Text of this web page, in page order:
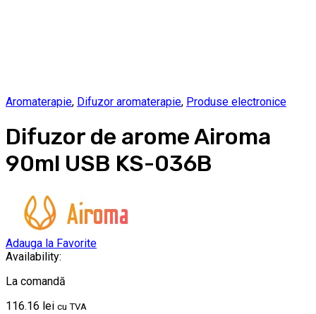
Aromaterapie, Difuzor aromaterapie, Produse electronice
Difuzor de arome Airoma
90ml USB KS-036B
Adauga la Favorite
Availability:
La comandă
116.16 lei cu TVA